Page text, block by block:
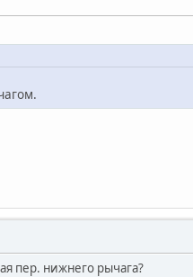
пер. нижнего рычага?